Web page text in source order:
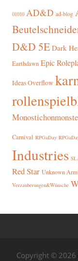
01010 AD&D ad-blog
D&D 5E Dark
Earthdawn Epic
Ideas Overflow
Carnival RPGaDay
Industries
Red Star Unknown
Verzauberungen&Wünsche
Copyright © 2026